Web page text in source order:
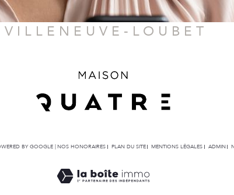
LOUBET
BY GOOGLE | NOS HONORAIRES PLAN DU SITE MENTIONS LÉGALES ADMIN